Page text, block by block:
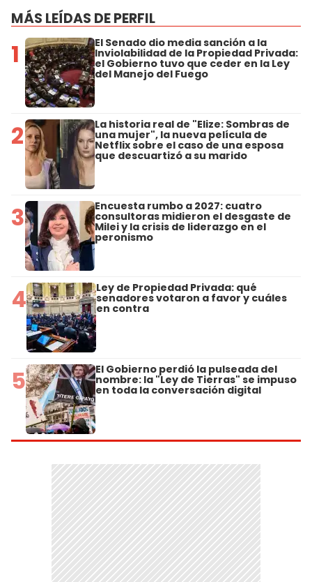
MÁS LEÍDAS DE PERFIL
1 El Senado dio media sanción a la
Inviolabilidad de la Propiedad Privada:
el Gobierno tuvo que ceder en la Ley
del Manejo del Fuego
2 La historia real de "Elize: Sombras de
una mujer", la nueva película de
Netflix sobre el caso de una esposa
que descuartizó a su marido
3 Encuesta rumbo a 2027: cuatro
consultoras midieron el desgaste de
Milei y la crisis de liderazgo en el
peronismo
4 Ley de Propiedad Privada: qué
senadores votaron a favor y cuáles
en contra
5 El Gobierno perdió la pulseada del
nombre: la "Ley de Tierras" se impuso
en toda la conversación digital